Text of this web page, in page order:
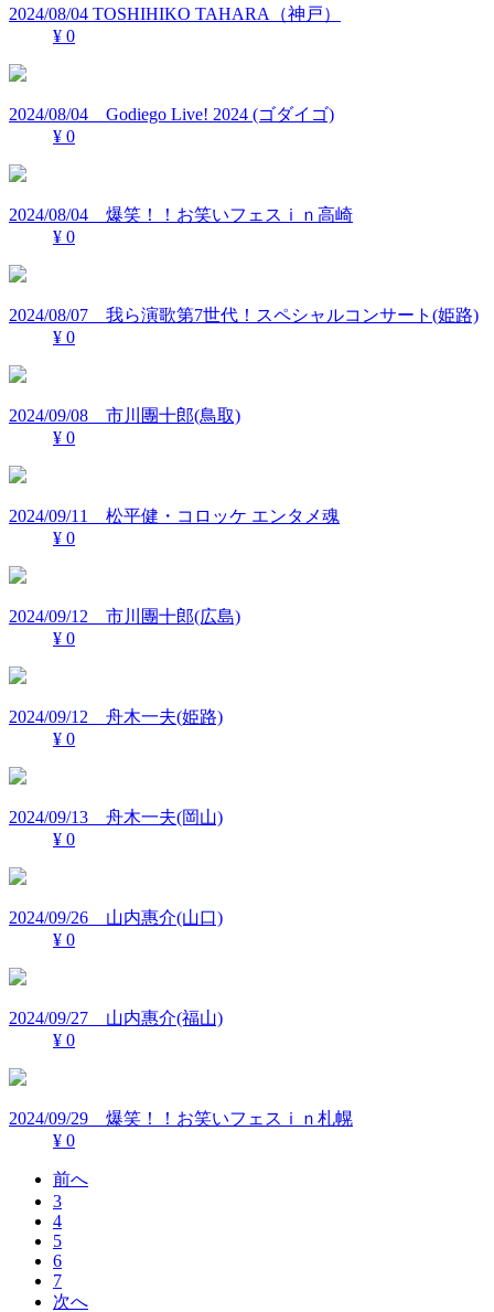
2024/08/04 TOSHIHIKO TAHARA（神戸）
¥ 0
2024/08/04 Godiego Live! 2024 (ゴダイゴ)
¥ 0
2024/08/04 爆笑！！お笑いフェスｉｎ高崎
¥ 0
2024/08/07 我ら演歌第7世代！スペシャルコンサート(姫路)
¥ 0
2024/09/08 市川團十郎(鳥取)
¥ 0
2024/09/11 松平健・コロッケ エンタメ魂
¥ 0
2024/09/12 市川團十郎(広島)
¥ 0
2024/09/12 舟木一夫(姫路)
¥ 0
2024/09/13 舟木一夫(岡山)
¥ 0
2024/09/26 山内惠介(山口)
¥ 0
2024/09/27 山内惠介(福山)
¥ 0
2024/09/29 爆笑！！お笑いフェスｉｎ札幌
¥ 0
前へ
3
4
5
6
7
次へ